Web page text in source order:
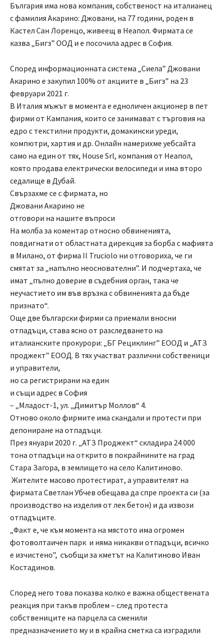
България има нова компания, собственост на италианец
с фамилия Акарино: Джовани, на 77 години, роден в
Кастел Сан Лоренцо, живеещ в Неапол. Фирмата се
казва „Бигз” ООД и е посочила адрес в София.
Според информационната система „Сиела” Джовани
Акарино е закупил 100% от акциите в „Бигз” на 23
февруари 2021 г.
В Италия мъжът в момента е едноличен акционер в пет
фирми от Кампания, които се занимават с търговия на
едро с текстилни продукти, домакински уреди,
компютри, хартия и др. Онлайн намерихме уебсайта
само на един от тях, House Srl, компания от Неапол,
която продава електрически велосипеди и има второ
седалище в Дубай.
Свързахме се с фирмата, но
Джовани Акарино не
отговори на нашите въпроси
На молба за коментар относно обвиненията,
повдигнати от областната дирекция за борба с мафията
в Милано, от фирма Il Truciolo ни отговориха, че ги
смятат за „напълно неоснователни”. И подчертаха, че
имат „пълно доверие в съдебния орган, така че
неучастието им във връзка с обвиненията да бъде
признато“.
Още две български фирми са приемали вносни
отпадъци, става ясно от разследването на
италианските прокурори: „БГ Рециклинг” ЕООД и „АТЗ
проджект” ЕООД. В тях участват различни собственици
и управители,
но са регистрирани на един
и същи адрес в София
– „Младост-1, ул. „Димитър Моллов“ 4.
Отново около фирмите има скандали и протести при
депониране на отпадъци.
През януари 2020 г. „АТЗ Проджект“ складира 24 000
тона отпадъци на открито в покрайнините на град
Стара Загора, в землището на село Калитиново.
Жителите масово протестират, а управителят на
фирмата Светлан Убчев обещава да спре проекта си (за
производство на изделия от лек бетон) и да извози
отпадъците.
„Факт е, че към момента на мястото има огромен
фотоволтаичен парк и няма никакви отпадъци, всичко
е изчистено”, съобщи за кметът на Калитиново Иван
Костадинов.
Според него това показва колко е важна обществената
реакция при такъв проблем – след протеста
собствениците на парцела са сменили
предназначението му и в крайна сметка са изградили